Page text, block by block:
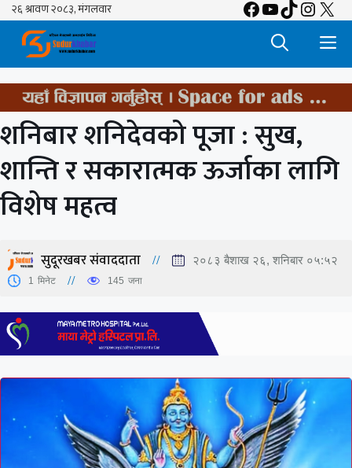
Skip
content
Facebook
YouTube
TikTok
X
शनिबार शनिदेवको पूजा : सुख,
शान्ति र सकारात्मक ऊर्जाका लागि
विशेष महत्व
सुदूरखबर संवाददाता २०८३ बैशाख २६, शनिबार ०५:५२
1 मिनेट 145 जना